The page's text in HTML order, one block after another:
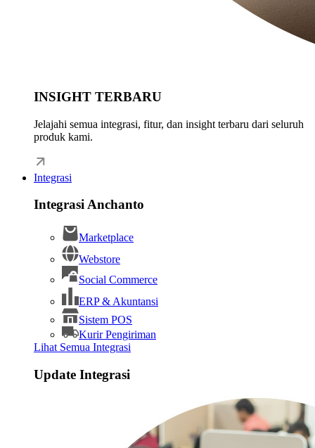
INSIGHT TERBARU
Jelajahi semua integrasi, fitur, dan insight terbaru dari seluruh
produk kami.
Integrasi
Integrasi Anchanto
Marketplace
Webstore
Social Commerce
ERP & Akuntansi
Sistem POS
Kurir Pengiriman
Lihat Semua Integrasi
Update Integrasi